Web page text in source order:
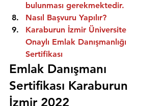
bulunması gerekmektedir.
Nasıl Başvuru Yapılır?
Karaburun İzmir Üniversite
Onaylı Emlak Danışmanlığı
Sertifikası
Emlak Danışmanı
Sertifikası Karaburun
İzmir 2022